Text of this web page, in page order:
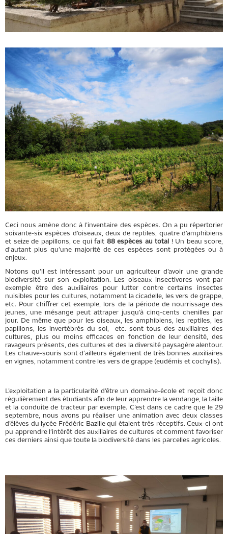
Ceci nous amène donc à l’inventaire des espèces. On a pu répertorier
soixante-six espèces d’oiseaux, deux de reptiles, quatre d’amphibiens
et seize de papillons, ce qui fait 88 espèces au total
! Un beau score,
d'autant plus qu'une majorité de ces espèces sont protégées ou à
enjeux.
Notons qu’il est intéressant pour un agriculteur d’avoir une grande
biodiversité sur son exploitation. Les oiseaux insectivores vont par
exemple être des auxiliaires pour lutter contre certains insectes
nuisibles pour les cultures, notamment la cicadelle, les vers de grappe,
etc.
Pour chiffrer cet exemple, lors de la période de nourrissage des
jeunes, une mésange peut attraper jusqu’à cinq-cents chenilles par
jour. De même que pour les oiseaux, les amphibiens, les reptiles, les
papillons, les invertébrés du sol, etc. sont tous des auxiliaires des
cultures, plus ou moins efficaces en fonction de leur densité, des
ravageurs présents, des cultures et des la diversité paysagère alentour.
Les chauve-souris sont d'ailleurs également de très bonnes auxiliaires
en vignes, notamment contre les vers de grappe (eudémis et cochylis).
L’exploitation a la particularité d’être un domaine-école et reçoit donc
régulièrement des étudiants afin de leur apprendre la vendange, la taille
et la conduite de tracteur par exemple. C’est dans ce cadre que le 29
septembre, nous avons pu réaliser une animation avec deux classes
d’élèves du lycée Frédéric Bazille qui étaient très réceptifs. Ceux-ci ont
pu apprendre l'intérêt des auxiliaires de cultures et comment favoriser
ces derniers ainsi que toute la biodiversité dans les parcelles agricoles.